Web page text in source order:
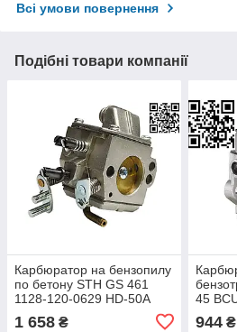
Всі умови повернення
Подібні товари компанії
Карбюратор на бензопилу
по бетону STH GS 461
1128-120-0629 HD-50A
для мотопил STH MS 461
1 658 ₴
45
944₴